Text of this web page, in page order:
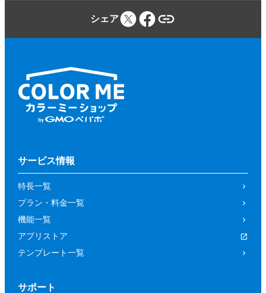
シェア
サービス情報
特長一覧
プラン・料金一覧
機能一覧
アプリストア
テンプレート一覧
サポート